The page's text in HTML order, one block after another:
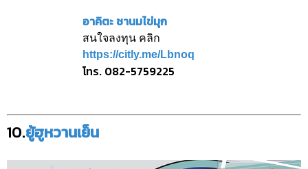
อาคิตะ ชานมไข่มุก
สนใจลงทุน คลิก
https://citly.me/Lbnoq
โทร. 082-5759225
10.ยู้ฮูหวานเย็น